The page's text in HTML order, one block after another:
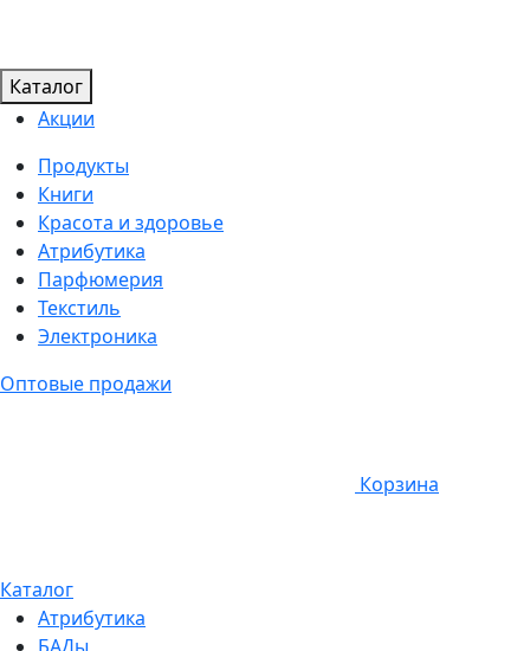
Каталог
Акции
Продукты
Книги
Красота и здоровье
Атрибутика
Парфюмерия
Текстиль
Электроника
Оптовые продажи
Корзина
Каталог
Атрибутика